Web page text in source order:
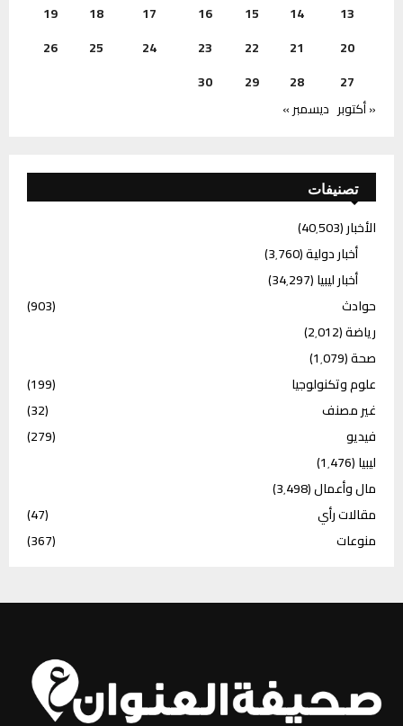
13
14
15
16
17
18
19
20
21
22
23
24
25
26
27
28
29
30
« أكتوبر ديسمبر »
تصنيفات
الأخبار(40٬503)
أخبار دولية(3٬760)
أخبار ليبيا(34٬297)
حوادث
(903)
رياضة(2٬012)
صحة(1٬079)
علوم وتكنولوجيا
(199)
غير مصنف
(32)
فيديو
(279)
ليبيا(1٬476)
مال وأعمال(3٬498)
مقالات رأي
(47)
منوعات
(367)